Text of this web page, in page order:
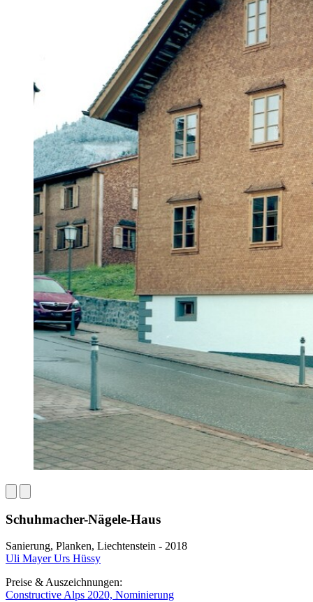
Schuhmacher-Nägele-Haus
Sanierung, Planken, Liechtenstein - 2018
Uli Mayer Urs Hüssy
Preise & Auszeichnungen:
Constructive Alps 2020, Nominierung